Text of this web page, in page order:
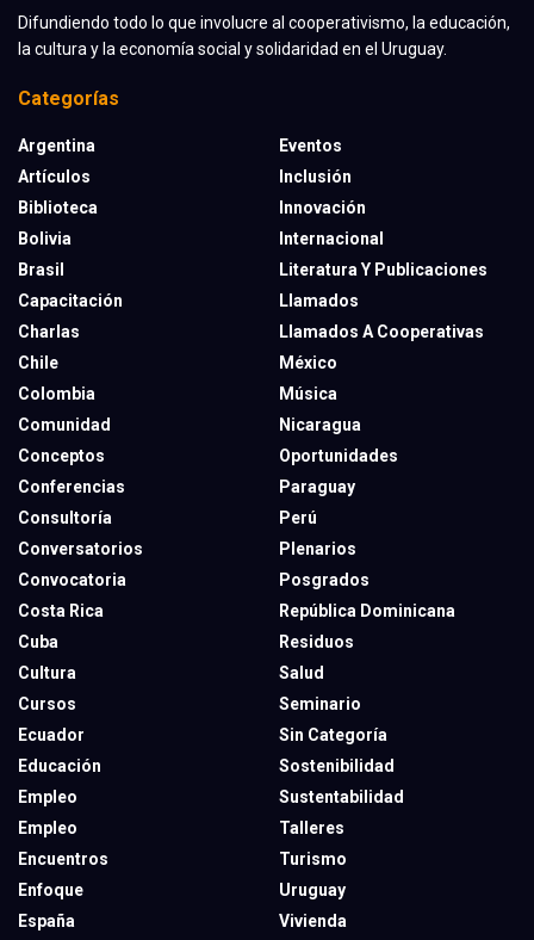
Difundiendo todo lo que involucre al cooperativismo, la educación,
la cultura y la economía social y solidaridad en el Uruguay.
Categorías
Argentina
Artículos
Biblioteca
Bolivia
Brasil
Capacitación
Charlas
Chile
Colombia
Comunidad
Conceptos
Conferencias
Consultoría
Conversatorios
Convocatoria
Costa Rica
Cuba
Cultura
Cursos
Ecuador
Educación
Empleo
Empleo
Encuentros
Enfoque
España
Eventos
Inclusión
Innovación
Internacional
Literatura Y Publicaciones
Llamados
Llamados A Cooperativas
México
Música
Nicaragua
Oportunidades
Paraguay
Perú
Plenarios
Posgrados
República Dominicana
Residuos
Salud
Seminario
Sin Categoría
Sostenibilidad
Sustentabilidad
Talleres
Turismo
Uruguay
Vivienda